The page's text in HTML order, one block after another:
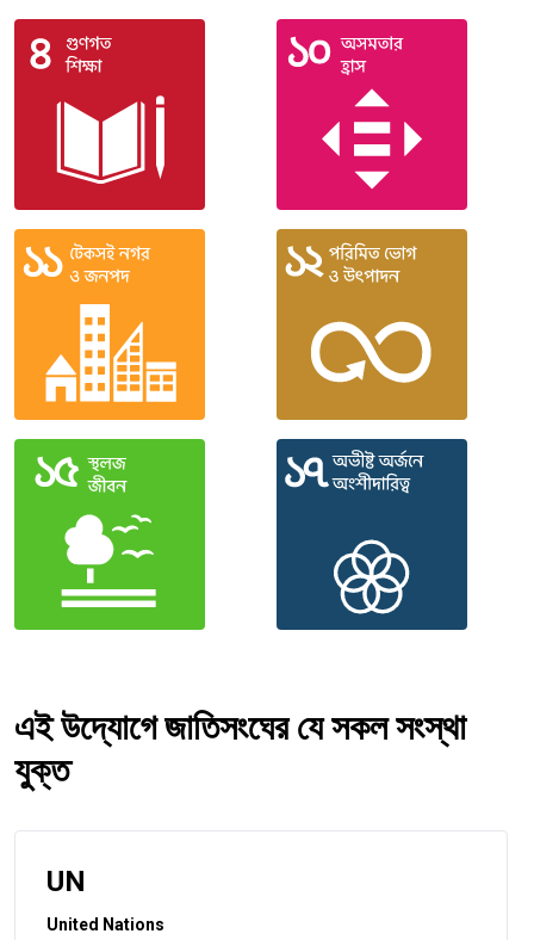
এই উদ্যোগে জাতিসংঘের যে সকল সংস্থা
যুক্ত
UN
United Nations